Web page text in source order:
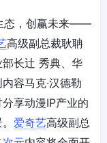
态，创赢未来——
高级副总裁耿聃
长辻 秀典、华
容马克·汉德勒
享动漫IP产业的
爱奇艺高级副总